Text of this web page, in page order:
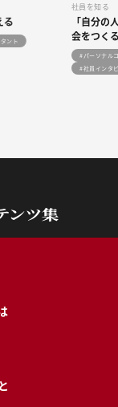
る
ント
社員を知る
「自分の
会をつく
#パーソナル
#社員インタ
ンツ集